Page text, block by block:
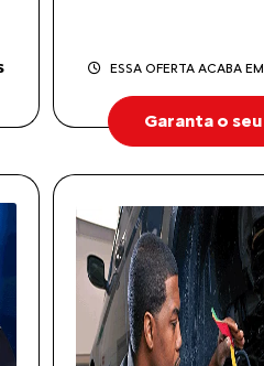
ESSA OFERTA ACABA EM
Garanta o seu